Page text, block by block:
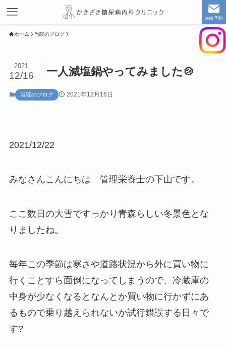
web予約
ホーム 当院のブログ
一人減塩鍋やってみました🍲
2021
12/16
当院のブログ 2021年12月16日
2021/12/22
みなさんこんにちは 管理栄養士の下山です。
ここ数日の大雪ですっかり青森らしい冬景色とな
りましたね。
毎年この季節は寒さや道路状況から外に買い物に
行くことすら面倒になってしまうので、冷蔵庫の
中身が少なくなるとなんとか買い物に行かずにあ
るもので乗り越えられないか試行錯誤する日々で
す?